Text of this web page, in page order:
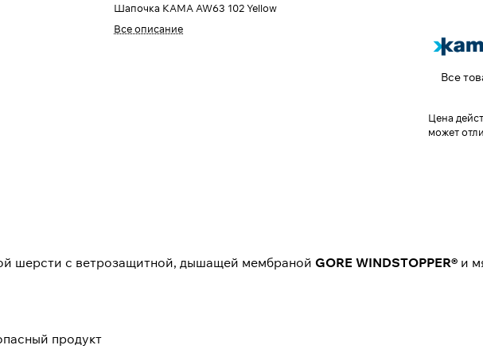
Шапочка КАМА AW63 102 Yellow
Все описание
Все
Цена
может
шерсти с ветрозащитной, дышащей мембраной GORE WINDSTOPPER® и
продукт